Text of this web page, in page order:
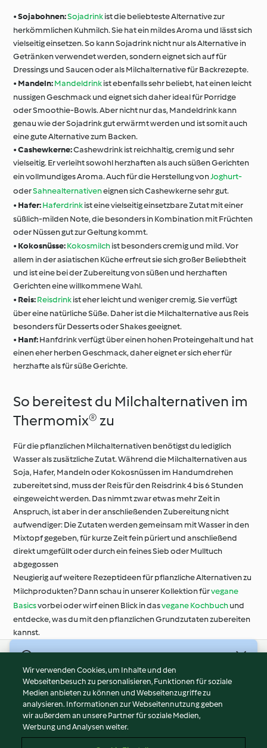
•Sojabohnen:Sojadrinkist die beliebteste Alternative zur
herkömmlichen Kuhmilch. Sie hat ein mildes Aroma und lässt sich
vielseitig einsetzen. So kann Sojadrink nicht nur als Alternative in
Getränken verwendet werden, sondern eignet sich auf für
Dressings und Saucen oder als Milchalternative für Backrezepte.
• Mandeln:Mandeldrinkist ebenfalls sehr beliebt, hat einen leicht
nussigen Geschmack und eignet sich daher ideal für Porridge
oder Smoothie-Bowls. Aber nicht nur das, Mandeldrink kann
genau wie der Sojadrink gut erwärmt werden und ist somit auch
eine gute Alternative zum Backen.
•Cashewkerne:Cashewdrink ist reichhaltig, cremig und sehr
vielseitig. Er verleiht sowohl herzhaften als auch süßen Gerichten
ein vollmundiges Aroma. Auch für die Herstellung vonJoghurt-
oderSahnealternativeneignen sich Cashewkerne sehr gut.
• Hafer:Haferdrinkist eine vielseitig einsetzbare Zutat mit einer
süßlich-milden Note, die besonders in Kombination mit Früchten
oder Nüssen gut zur Geltung kommt.
• Kokosnüsse:Kokosmilchist besonders cremig und mild. Vor
allem in der asiatischen Küche erfreut sie sich großer Beliebtheit
und ist eine bei der Zubereitung von süßen und herzhaften
Gerichten eine willkommene Wahl.
• Reis:Reisdrinkist eher leicht und weniger cremig. Sie verfügt
über eine natürliche Süße. Daher ist die Milchalternative aus Reis
besonders für Desserts oder Shakes geeignet.
• Hanf:Hanfdrink verfügt über einen hohen Proteingehalt und hat
einen eher herben Geschmack, daher eignet er sich eher für
herzhafte als für süße Gerichte.
So bereitest du Milchalternativen im
Thermomix® zu
Für die pflanzlichen Milchalternativen benötigst du lediglich
Wasser als zusätzliche Zutat. Während die Milchalternativen aus
Soja, Hafer, Mandeln oder Kokosnüssen im Handumdrehen
zubereitet sind, muss der Reis für den Reisdrink 4 bis 6 Stunden
eingeweicht werden. Das nimmt zwar etwas mehr Zeit in
Anspruch, ist aber in der anschließenden Zubereitung nicht
aufwendiger: Die Zutaten werden gemeinsam mit Wasser in den
Mixtopf gegeben, für kurze Zeit fein püriert und anschließend
direkt umgefüllt oder durch ein feines Sieb oder Mulltuch
abgegossen
Neugierig auf weitere Rezeptideen für pflanzliche Alternativen zu
Milchprodukten? Dann schau in unserer Kollektion fürvegane
Basicsvorbei oder wirf einen Blick in dasvegane Kochbuchund
entdecke, was du mit den pflanzlichen Grundzutaten zubereiten
kannst.
Nutzungsbedingungen
Datenschutzrichtlinien
Disclaimer
Impressum
Wir verwenden Cookies, um Inhalte und den
Webseitenbesuch zu personalisieren, Funktionen für soziale
Medien anbieten zu können und Webseitenzugriffe zu
analysieren. Informationen zur Webseitennutzung geben
wir außerdem an unsere Partner für soziale Medien,
Werbung und Analysen weiter.